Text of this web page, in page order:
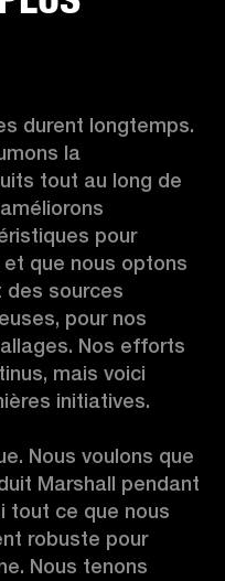
durent longtemps.
la
tout au long de
pour
que nous optons
des sources
pour nos
Nos efforts
mais voici
initiatives.
Nous voulons que
Marshall pendant
tout ce que nous
robuste pour
Nous tenons